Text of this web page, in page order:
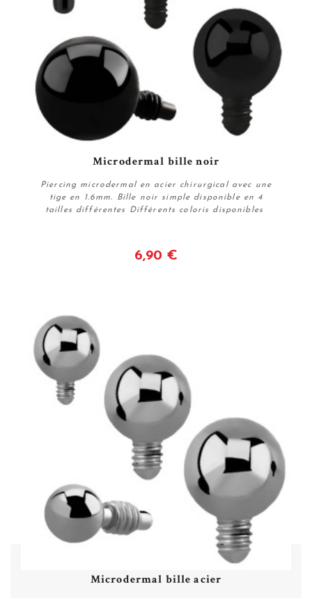
Microdermal bille noir
Piercing microdermal en acier chirurgical avec une
tige en 1.6mm. Bille noir simple disponible en 4
tailles différentes Différents coloris disponibles
6,90 €
Microdermal bille acier